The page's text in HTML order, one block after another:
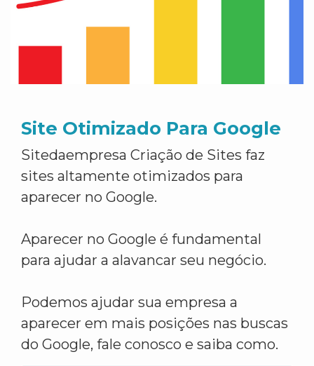
Site Otimizado Para Google
Sitedaempresa Criação de Sites faz
sites altamente otimizados para
aparecer no Google.
Aparecer no Google é fundamental
para ajudar a alavancar seu negócio.
Podemos ajudar sua empresa a
aparecer em mais posições nas buscas
do Google, fale conosco e saiba como.